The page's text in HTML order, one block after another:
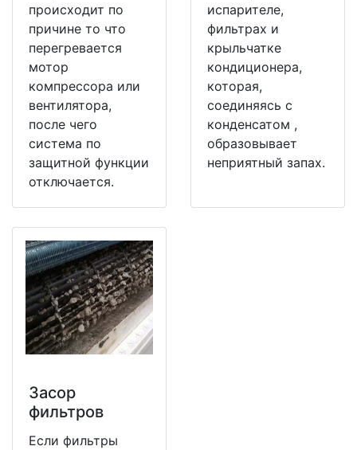
происходит по
причине то что
перегревается
мотор
компрессора или
вентилятора,
после чего
система по
защитной функции
отключается.
испарителе,
фильтрах и
крыльчатке
кондиционера,
которая,
соединяясь с
конденсатом ,
образовывает
неприятный запах.
Засор
фильтров
Если фильтры